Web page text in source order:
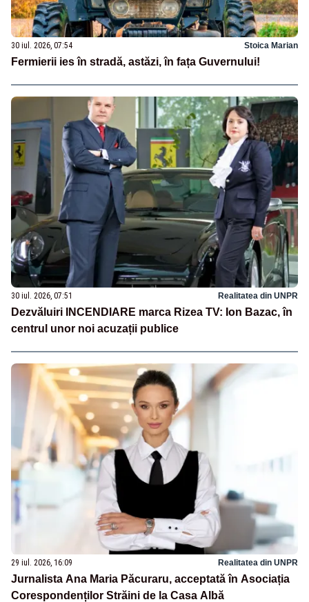
30 iul. 2026, 07:54 Stoica Marian
Fermierii ies în stradă, astăzi, în fața Guvernului!
30 iul. 2026, 07:51 Realitatea din UNPR
Dezvăluiri INCENDIARE marca Rizea TV: Ion Bazac, în
centrul unor noi acuzații publice
29 iul. 2026, 16:09 Realitatea din UNPR
Jurnalista Ana Maria Păcuraru, acceptată în Asociația
Corespondenților Străini de la Casa Albă